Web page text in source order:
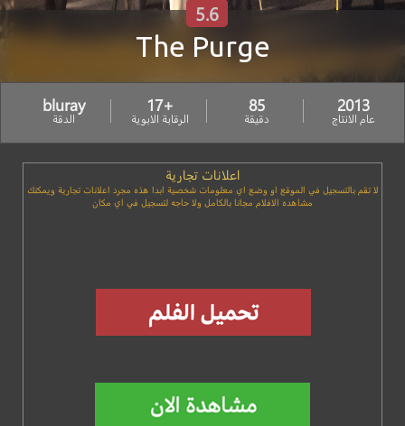
The Purge
5.6
2013
عام الانتاج
85
دقيقة
+17
الرقابة الابوية
bluray
الدقة
اعلانات تجارية
لا تقم بالتسجيل في الموقع او وضع اي معلومات شخصية ابدا هذه مجرد اعلانات تجارية ويمكنك
مشاهده الافلام مجانا بالكامل ولا حاجه لتسجيل في اي مكان